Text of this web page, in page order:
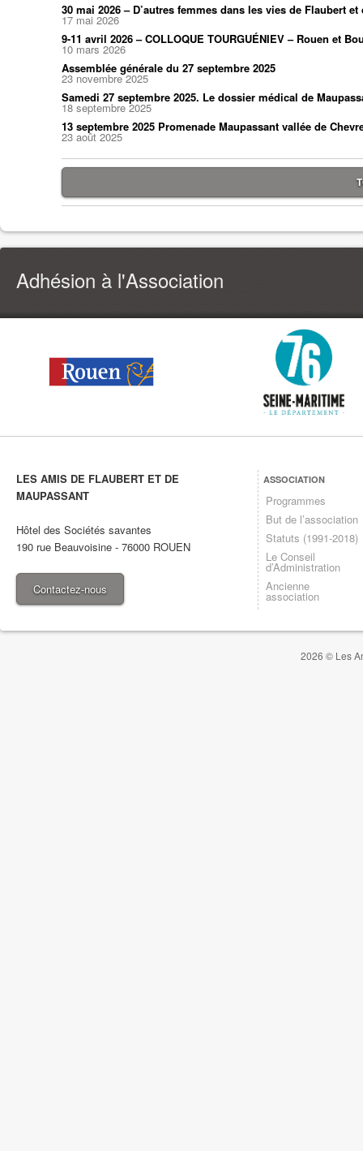
30 mai 2026 – D’autres femmes dans les vies de Flaubert et
17 mai 2026
9-11 avril 2026 – COLLOQUE TOURGUÉNIEV – Rouen et
10 mars 2026
Assemblée générale du 27 septembre 2025
23 novembre 2025
Samedi 27 septembre 2025. Le dossier médical de
18 septembre 2025
13 septembre 2025 Promenade Maupassant vallée de
23 août 2025
Adhésion à l'Association
LES AMIS DE FLAUBERT ET DE
MAUPASSANT
Hôtel des Sociétés savantes
190 rue Beauvoisine - 76000 ROUEN
Contactez-nous
ASSOCIATION
Programmes
But de l’association
Statuts (1991-2018)
Le Conseil
d’Administration
Ancienne
association
2026 © Les